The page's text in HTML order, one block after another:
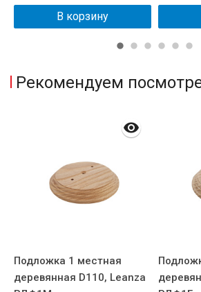
В корзину
Рекомендуем
Подложка 1 местная
деревянная D110, Leanza